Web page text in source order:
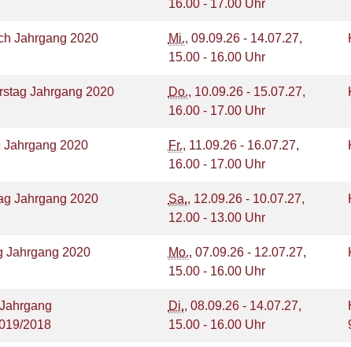
16.00 - 17.00 Uhr
Jahrgang 2020 Mi., 09.09.26 - 14.07.27,
15.00 - 16.00 Uhr
Jahrgang 2020 Do., 10.09.26 - 15.07.27,
16.00 - 17.00 Uhr
Jahrgang 2020 Fr., 11.09.26 - 16.07.27,
16.00 - 17.00 Uhr
Jahrgang 2020 Sa., 12.09.26 - 10.07.27,
12.00 - 13.00 Uhr
Jahrgang 2020 Mo., 07.09.26 - 12.07.27,
15.00 - 16.00 Uhr
2018
Di., 08.09.26 - 14.07.27,
15.00 - 16.00 Uhr